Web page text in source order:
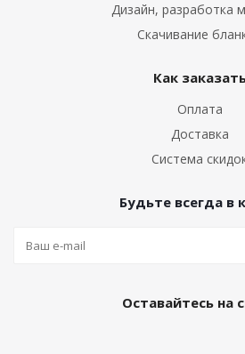
Дизайн, разработка
Скачивание
Как
Оплата
Доставка
Система
Будьте всегда в
Оставайтесь на